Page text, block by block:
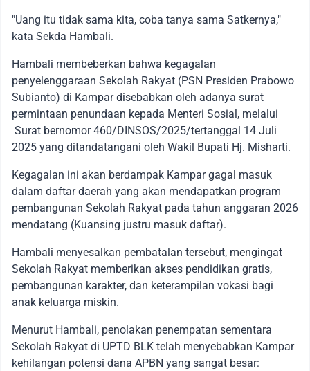
"Uang itu tidak sama kita, coba tanya sama Satkernya,"
kata Sekda Hambali.
Hambali membeberkan bahwa kegagalan
penyelenggaraan Sekolah Rakyat (PSN Presiden Prabowo
Subianto) di Kampar disebabkan oleh adanya surat
permintaan penundaan kepada Menteri Sosial, melalui
Surat bernomor 460/DINSOS/2025/tertanggal 14 Juli
2025 yang ditandatangani oleh Wakil Bupati Hj. Misharti.
Kegagalan ini akan berdampak Kampar gagal masuk
dalam daftar daerah yang akan mendapatkan program
pembangunan Sekolah Rakyat pada tahun anggaran 2026
mendatang (Kuansing justru masuk daftar).
Hambali menyesalkan pembatalan tersebut, mengingat
Sekolah Rakyat memberikan akses pendidikan gratis,
pembangunan karakter, dan keterampilan vokasi bagi
anak keluarga miskin.
Menurut Hambali, penolakan penempatan sementara
Sekolah Rakyat di UPTD BLK telah menyebabkan Kampar
kehilangan potensi dana APBN yang sangat besar: